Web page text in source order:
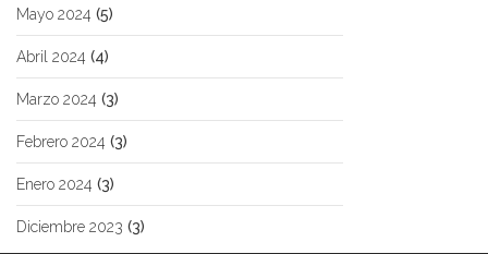
Mayo 2024 (5)
Abril 2024 (4)
Marzo 2024 (3)
Febrero 2024 (3)
Enero 2024 (3)
Diciembre 2023 (3)